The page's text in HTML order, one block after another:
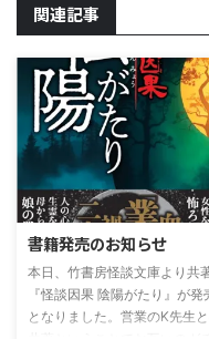
関連記事
書籍発売のお知らせ
本日、竹書房怪談文庫より共
『怪談因果 陰陽がたり』が発
となりました。営業のK先生